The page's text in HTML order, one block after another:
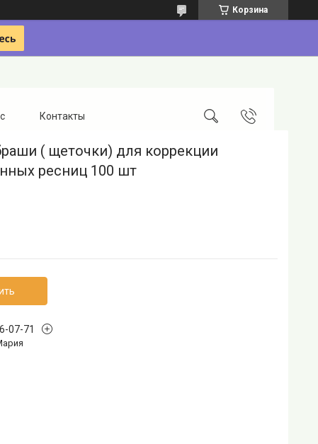
Корзина
Контакты
( щеточки) для коррекции
ресниц 100 шт
07-71